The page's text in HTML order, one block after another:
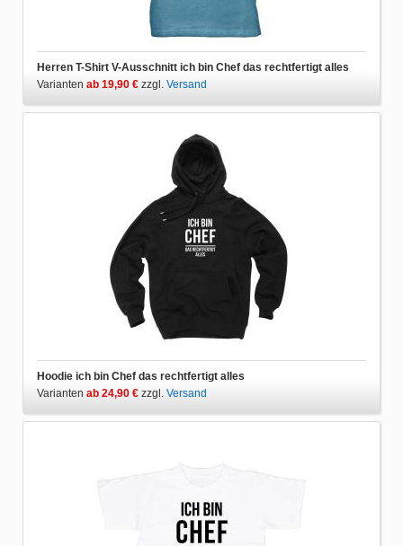
Herren T-Shirt V-Ausschnitt ich bin Chef das rechtfertigt alles
Varianten ab 19,90 € zzgl. Versand
Hoodie ich bin Chef das rechtfertigt alles
Varianten ab 24,90 € zzgl. Versand